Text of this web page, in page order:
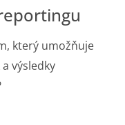
který umožňuje
výsledky